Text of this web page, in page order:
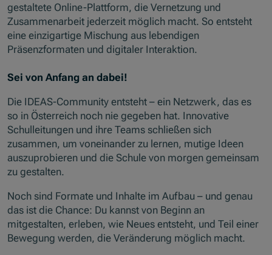
gestaltete Online-Plattform, die Vernetzung und
Zusammenarbeit jederzeit möglich macht. So entsteht
eine einzigartige Mischung aus lebendigen
Präsenzformaten und digitaler Interaktion.
Sei von Anfang an dabei!
Die IDEAS-Community entsteht – ein Netzwerk, das es
so in Österreich noch nie gegeben hat. Innovative
Schulleitungen und ihre Teams schließen sich
zusammen, um voneinander zu lernen, mutige Ideen
auszuprobieren und die Schule von morgen gemeinsam
zu gestalten.
Noch sind Formate und Inhalte im Aufbau – und genau
das ist die Chance: Du kannst von Beginn an
mitgestalten, erleben, wie Neues entsteht, und Teil einer
Bewegung werden, die Veränderung möglich macht.